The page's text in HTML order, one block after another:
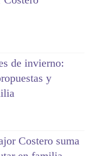
de invierno:
y
Costero suma